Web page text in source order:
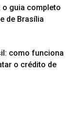
o guia completo
de Brasília
como funciona
o crédito de